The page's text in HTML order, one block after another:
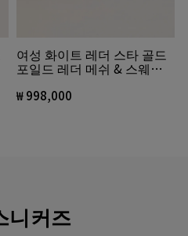
여성 화이트 레더 스타 골드
포일드 레더 메쉬 & 스웨이
₩ 998,000
니커즈